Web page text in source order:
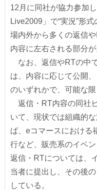
12月に同社が協力参加
Live2009」で“実況”形
場内外から多くの返信
内容に左右される部分
なお、返信やRTの中
は、内容に応じて公開
のいずれかで、可能な
返信・RT内容の同社
いて、現状では組織的
ば、eコマースにおける
行など、販売系のイベ
返信・RTについては、
当者に提出し、その後
している。